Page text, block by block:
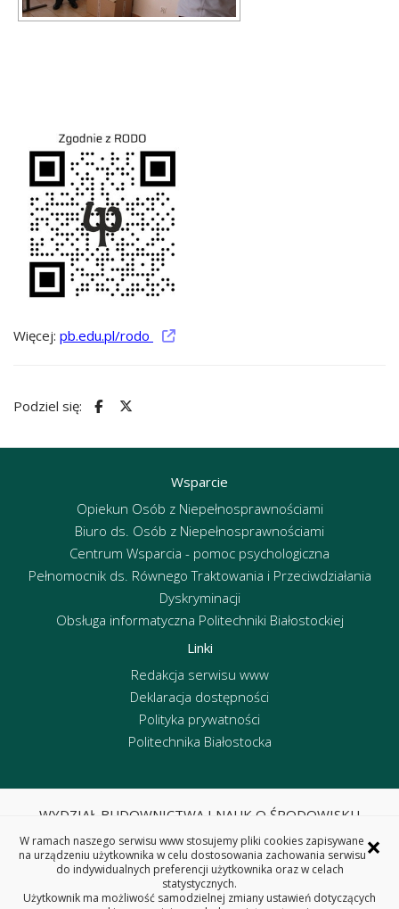
Więcej: pb.edu.pl/rodo
Podziel się:
Wsparcie
Opiekun Osób z Niepełnosprawnościami
Biuro ds. Osób z Niepełnosprawnościami
Centrum Wsparcia - pomoc psychologiczna
Pełnomocnik ds. Równego Traktowania i Przeciwdziałania
Dyskryminacji
Obsługa informatyczna Politechniki Białostockiej
Linki
Redakcja serwisu www
Deklaracja dostępności
Polityka prywatności
Politechnika Białostocka
WYDZIAŁ BUDOWNICTWA I NAUK O ŚRODOWISKU
ul. Wiejska 45E, 15-351 Białystok
tel. centrala 85 746 95 60, fax 85 746 95 59
REGON: 000001672 NIP: 542-020-87-21
×
W ramach naszego serwisu www stosujemy pliki cookies zapisywane
na urządzeniu użytkownika w celu dostosowania zachowania serwisu
do indywidualnych preferencji użytkownika oraz w celach
statystycznych.
Użytkownik ma możliwość samodzielnej zmiany ustawień dotyczących